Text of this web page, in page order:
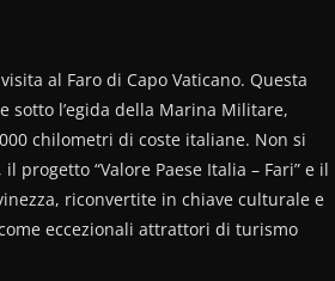
al Faro di Capo Vaticano. Questa
l’egida della Marina Militare,
chilometri di coste italiane. Non si
“Valore Paese Italia – Fari” e il
riconvertite in chiave culturale e
eccezionali attrattori di turismo